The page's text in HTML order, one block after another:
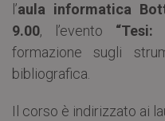
l’aula informatica
9.00, l’evento “Tesi:
formazione sugli
bibliografica.
Il corso è indirizzato ai